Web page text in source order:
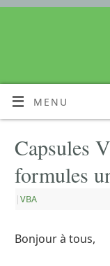
MENU
Capsules
formules
|VBA
Bonjour à tous,